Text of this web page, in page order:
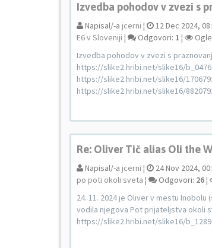
Izvedba pohodov v zvezi s
Napisal/-a jcerni ¦ 12 Dec 2024,
E6 v Sloveniji ¦ Odgovori: 1 ¦
Izvedba pohodov v zvezi s
https://slike2.hribi.net/slike16/
https://slike2.hribi.net/slike16/
https://slike2.hribi.net/slike16/
Re: Oliver Tič alias Oli the
Napisal/-a jcerni ¦ 24 Nov 2024,
po poti okoli sveta ¦ Odgovori: 26¦
24. 11. 2024 je Oliver v mestu
vodila njegova Pot prijateljstva okoli
https://slike2.hribi.net/slike16/